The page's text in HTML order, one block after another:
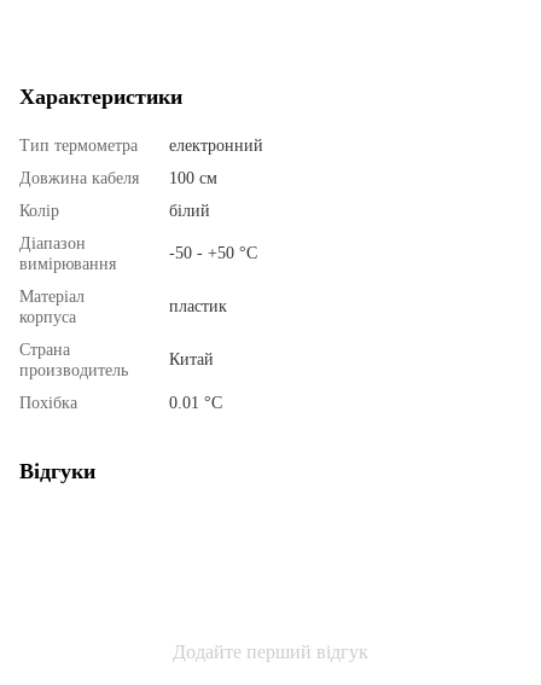
Характеристики
Тип термометра
електронний
Довжина кабеля
100 см
Колір
білий
Діапазон
вимірювання
-50 - +50 °C
Матеріал
корпуса
пластик
Страна
производитель
Китай
Похібка 0.01 °C
Відгуки
Додайте перший відгук